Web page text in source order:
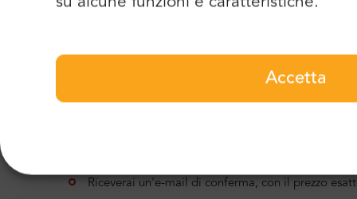
Accetta
Servizio Meet & Greet
Assistenza da parte del nostro team di
Riceverai un'e-mail di conferma, con il prezzo